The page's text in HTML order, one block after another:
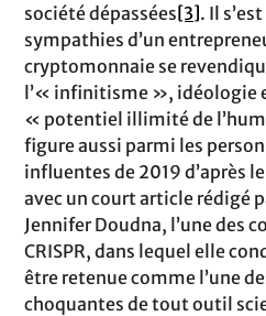
société dépassées[3]. Il
sympathies d’un
cryptomonnaie se
l’« infinitisme », idéologie
« potentiel illimité de
figure aussi parmi les
influentes de 2019 d’après
avec un court article rédigé
Jennifer Doudna, l’une des
CRISPR, dans lequel elle
être retenue comme l’une
choquantes de tout outil